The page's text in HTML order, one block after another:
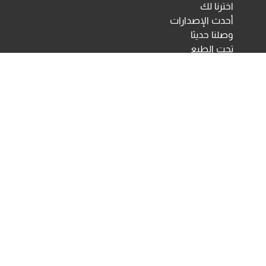
اخترنا لك
أحدث الإصدارات
وصلنا حديثا
تحت الطبع